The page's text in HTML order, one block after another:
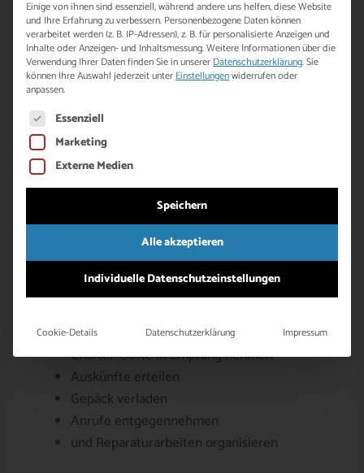
Hafen-Heino: Vertrauensperson und Problemlöser
für Groß und Klein
Charter-Gäste in Empfang nehmen
Auskünfte erteilen
Gepäck verladen
Anrufe entgegennehmen
und Reparaturarbeiten organisieren
Einige von ihnen sind essenziell, während andere uns helfen, diese Website
und Ihre Erfahrung zu verbessern. Personenbezogene Daten können
verarbeitet werden (z. B. IP-Adressen), z. B. für personalisierte Anzeigen und
Inhalte oder Anzeigen- und Inhaltsmessung.Weitere Informationen über die
Verwendung Ihrer Daten finden Sie in unsererDatenschutzerklärung.Sie
können Ihre Auswahl jederzeit unterEinstellungenwiderrufen oder
anpassen.
Es folgt eine Liste der Service-Gruppen, für die eine
Essenziell
Marketing
Externe Medien
Speichern
Alle akzeptieren
Individuelle Datenschutzeinstellungen
Cookie-Details Datenschutzerklärung Impressum